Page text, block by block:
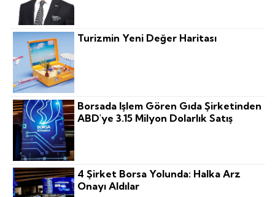
Turizmin Yeni Değer Haritası
Borsada Işlem Gören Gıda Şirketinden
ABD'ye 3.15 Milyon Dolarlık Satış
4 Şirket Borsa Yolunda: Halka Arz
Onayı Aldılar